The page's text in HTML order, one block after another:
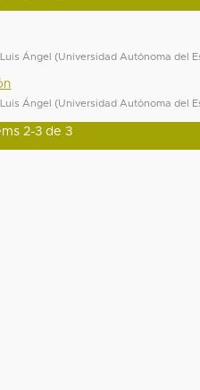
Ángel (Universidad Autónoma del
Ángel (Universidad Autónoma del
2-3 de 3